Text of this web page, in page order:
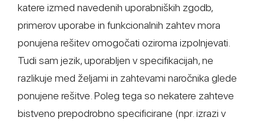
katere izmed navedenih uporabniških zgodb,
primerov uporabe in funkcionalnih zahtev mora
ponujena rešitev omogočati oziroma izpolnjevati.
Tudi sam jezik, uporabljen v specifikacijah, ne
razlikuje med željami in zahtevami naročnika glede
ponujene rešitve. Poleg tega so nekatere zahteve
bistveno prepodrobno specificirane (npr. izrazi v